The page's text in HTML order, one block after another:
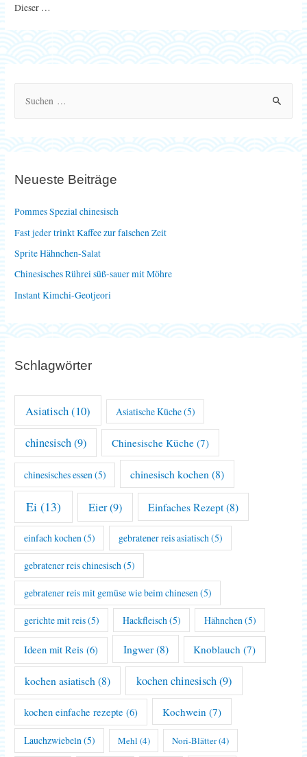
Dieser …
n
c
h
:
Neueste Beiträge
Pommes Spezial chinesisch
Fast jeder trinkt Kaffee zur falschen Zeit
Sprite Hähnchen-Salat
Chinesisches Rührei süß-sauer mit Möhre
Instant Kimchi-Geotjeori
Schlagwörter
Asiatisch(10) Asiatische Küche(5)
chinesisch(9) Chinesische Küche (7)
chinesisches essen(5) chinesisch kochen (8)
Ei (13) Eier(9) Einfaches Rezept(8)
einfach kochen(5) gebratener reis asiatisch(5)
gebratener reis chinesisch (5)
gebratener reis mit gemüse wie beim chinesen (5)
gerichte mit reis(5) Hackfleisch (5) Hähnchen (5)
Ideen mit Reis (6) Ingwer(8) Knoblauch (7)
kochen asiatisch (8) kochen chinesisch(9)
kochen einfache rezepte (6) Kochwein (7)
Lauchzwiebeln(5) Mehl (4) Nori-Blätter(4)